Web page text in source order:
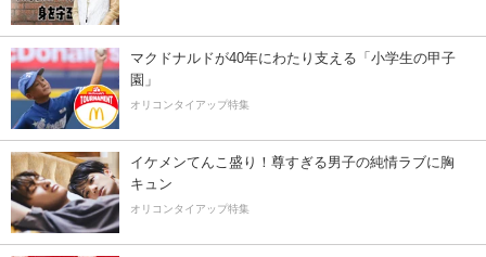
マクドナルドが40年にわたり支える「小学生の甲子
園」
オリコンタイアップ特集
イケメンてんこ盛り！尊すぎる男子の純情ラブに胸
キュン
オリコンタイアップ特集